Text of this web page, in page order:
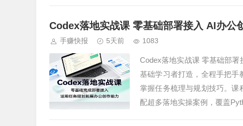
Codex落地实战课 零基础部署接入 AI办公
手赚快报 5天前 1083
Codex落地实战课 零基础部
基础学习者打造，全程手把手
掌握任务梳理与规划技巧。课
配超多落地实操案例，覆盖